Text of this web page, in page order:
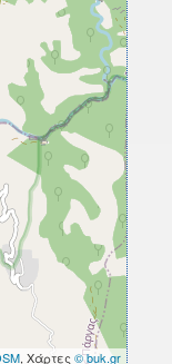
, Χάρτες © buk.gr